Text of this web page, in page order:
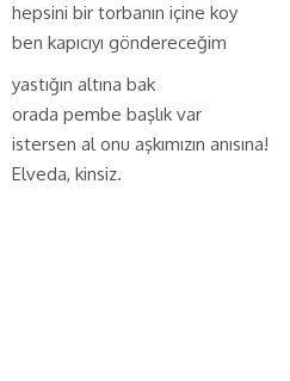
hepsini bir torbanın içine koy
ben kapıcıyı göndereceğim
yastığın altına bak
orada pembe başlık var
istersen al onu aşkımızın anısına!
Elveda, kinsiz.